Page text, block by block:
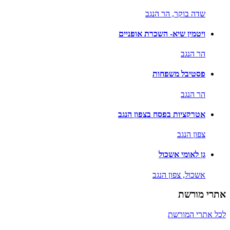
שדה בוקר, הר הנגב
ויטמין שיא- השכרת אופניים
הר הנגב
פסטיבל משפחות
הר הנגב
אטרקציות בפסח בצפון הנגב
צפון הנגב
גן לאומי אשכול
אשכול, צפון הנגב
אתרי מורשת
לכל אתרי המורשת